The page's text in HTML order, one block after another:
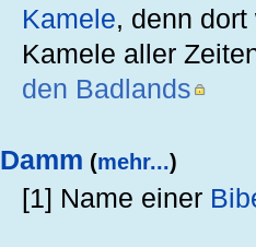
Kamele, denn
Kamele aller
den Badlands
Damm (mehr...)
[1] Name einer